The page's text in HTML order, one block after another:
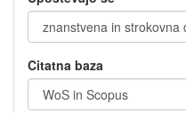
Citatna baza